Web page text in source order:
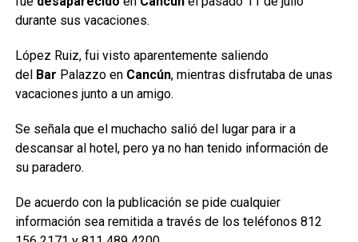
durante sus vacaciones.
López Ruiz, fui visto aparentemente saliendo
del Bar Palazzo en Cancún, mientras disfrutaba de unas
vacaciones junto a un amigo.
Se señala que el muchacho salió del lugar para ir a
descansar al hotel, pero ya no han tenido información de
su paradero.
De acuerdo con la publicación se pide cualquier
información sea remitida a través de los teléfonos 812